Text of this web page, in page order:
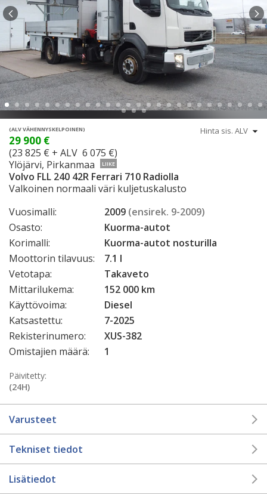
(ALV VÄHENNYSKELPOINEN)
29 900 €
(23 825 € + ALV 6 075 €)
Ylöjärvi, Pirkanmaa
LIIKE
Volvo FLL 240 42R Ferrari 710 Radiolla
Valkoinen normaali väri kuljetuskalusto
Vuosimalli:
2009 (ensirek. 9-2009)
Osasto:
Kuorma-autot
Korimalli:
Kuorma-autot nosturilla
Moottorin tilavuus:
7.1 l
Vetotapa:
Takaveto
Mittarilukema:
152 000 km
Käyttövoima:
Diesel
Katsastettu:
7-2025
Rekisterinumero:
XUS-382
Omistajien määrä:
1
Päivitetty:
(24H)
Varusteet
Tekniset tiedot
Lisätiedot